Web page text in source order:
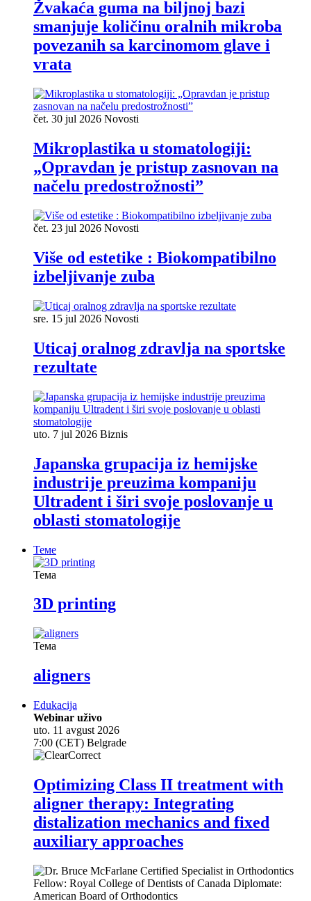
Žvakaća guma na biljnoj bazi
smanjuje količinu oralnih mikroba
povezanih sa karcinomom glave i
vrata
čet. 30 jul 2026 Novosti
Mikroplastika u stomatologiji:
„Opravdan je pristup zasnovan na
načelu predostrožnosti”
čet. 23 jul 2026 Novosti
Više od estetike : Biokompatibilno
izbeljivanje zuba
sre. 15 jul 2026 Novosti
Uticaj oralnog zdravlja na sportske
rezultate
uto. 7 jul 2026 Biznis
Japanska grupacija iz hemijske
industrije preuzima kompaniju
Ultradent i širi svoje poslovanje u
oblasti stomatologije
Теме
Тема
3D printing
Тема
aligners
Edukacija
Webinar uživo
uto. 11 avgust 2026
7:00 (CET) Belgrade
Optimizing Class II treatment with
aligner therapy: Integrating
distalization mechanics and fixed
auxiliary approaches